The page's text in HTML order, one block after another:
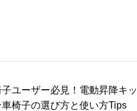
ユーザー必見！電動昇降キッ
椅子の選び方と使い方Tips